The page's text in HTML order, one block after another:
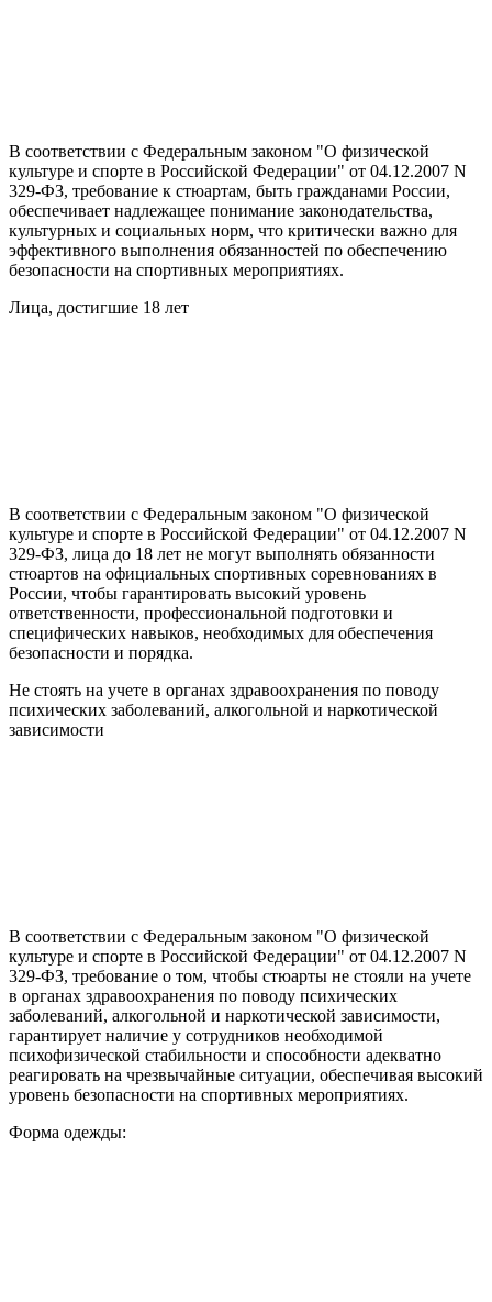
В соответствии с Федеральным законом "О физической
культуре и спорте в Российской Федерации" от 04.12.2007 N
329-ФЗ, требование к стюартам, быть гражданами России,
обеспечивает надлежащее понимание законодательства,
культурных и социальных норм, что критически важно для
эффективного выполнения обязанностей по обеспечению
безопасности на спортивных мероприятиях.
Лица, достигшие 18 лет
В соответствии с Федеральным законом "О физической
культуре и спорте в Российской Федерации" от 04.12.2007 N
329-ФЗ, лица до 18 лет не могут выполнять обязанности
стюартов на официальных спортивных соревнованиях в
России, чтобы гарантировать высокий уровень
ответственности, профессиональной подготовки и
специфических навыков, необходимых для обеспечения
безопасности и порядка.
Не стоять на учете в органах здравоохранения по поводу
психических заболеваний, алкогольной и наркотической
зависимости
В соответствии с Федеральным законом "О физической
культуре и спорте в Российской Федерации" от 04.12.2007 N
329-ФЗ, требование о том, чтобы стюарты не стояли на учете
в органах здравоохранения по поводу психических
заболеваний, алкогольной и наркотической зависимости,
гарантирует наличие у сотрудников необходимой
психофизической стабильности и способности адекватно
реагировать на чрезвычайные ситуации, обеспечивая высокий
уровень безопасности на спортивных мероприятиях.
Форма одежды: